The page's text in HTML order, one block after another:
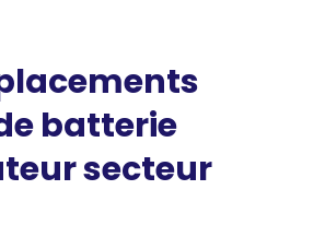
batterie
secteur